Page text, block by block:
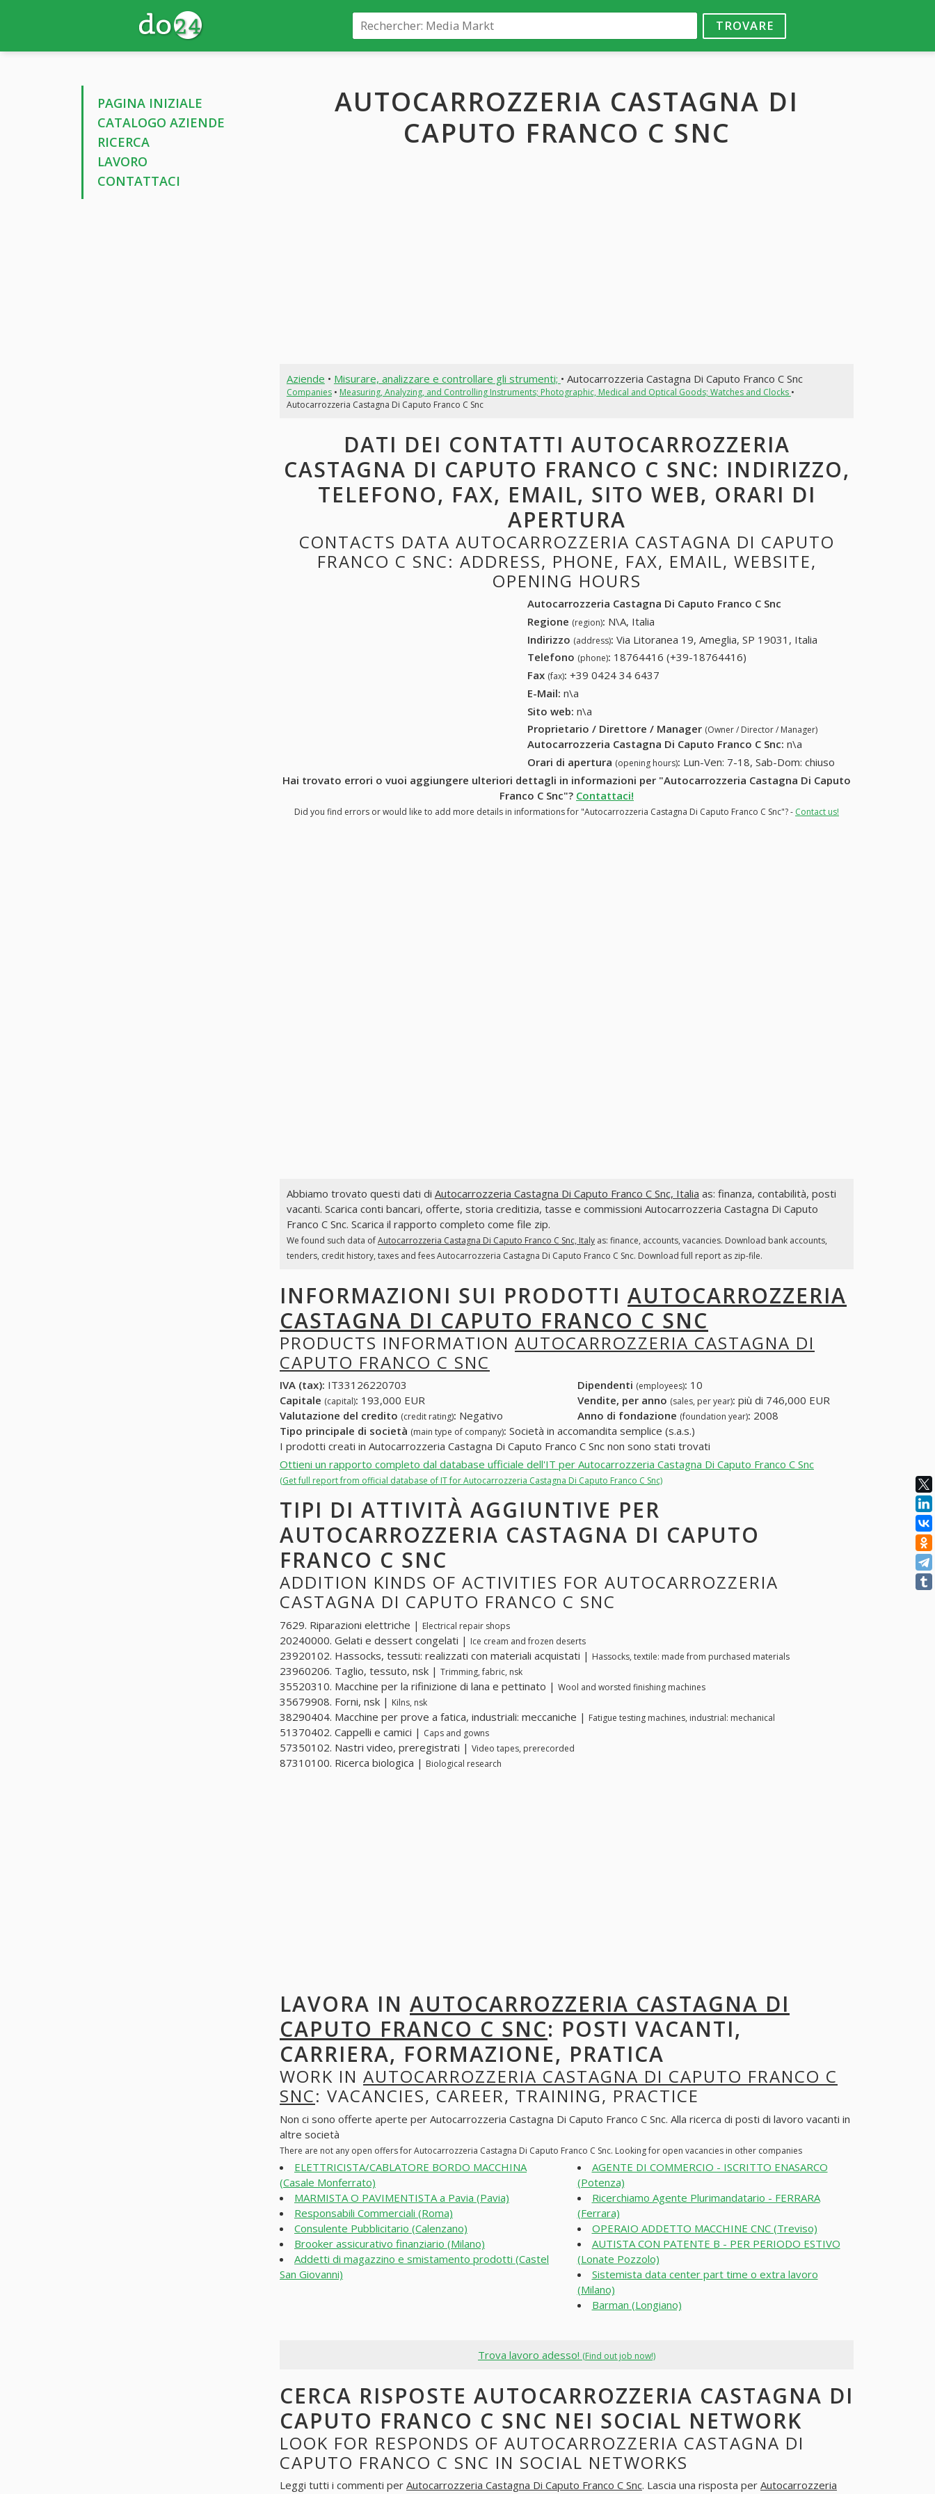
TROVARE
PAGINA INIZIALE
CATALOGO AZIENDE
RICERCA
LAVORO
CONTATTACI
AUTOCARROZZERIA CASTAGNA DI
CAPUTO FRANCO C SNC
Aziende • Misurare, analizzare e controllare gli strumenti; • Autocarrozzeria Castagna Di Caputo Franco C Snc
Companies• Measuring, Analyzing, and Controlling Instruments; Photographic, Medical and Optical Goods; Watches and Clocks •
Autocarrozzeria Castagna Di Caputo Franco C Snc
DATI DEI CONTATTI AUTOCARROZZERIA
CASTAGNA DI CAPUTO FRANCO C SNC: INDIRIZZO,
TELEFONO, FAX, EMAIL, SITO WEB, ORARI DI
APERTURA
CONTACTS DATA AUTOCARROZZERIA CASTAGNA DI CAPUTO
FRANCO C SNC: ADDRESS, PHONE, FAX, EMAIL, WEBSITE,
OPENING HOURS
Autocarrozzeria Castagna Di Caputo Franco C Snc
Regione (region): N\A, Italia
Indirizzo (address): Via Litoranea 19, Ameglia, SP 19031, Italia
Telefono (phone): 18764416 (+39-18764416)
Fax (fax): +39 0424 34 6437
E-Mail: n\a
Sito web: n\a
Proprietario / Direttore / Manager (Owner / Director / Manager)
Autocarrozzeria Castagna Di Caputo Franco C Snc: n\a
Orari di apertura (opening hours): Lun-Ven: 7-18, Sab-Dom: chiuso
Hai trovato errori o vuoi aggiungere ulteriori dettagli in informazioni per "Autocarrozzeria Castagna Di Caputo
Franco C Snc"? Contattaci!
Did you find errors or would like to add more details in informations for "Autocarrozzeria Castagna Di Caputo Franco C Snc"? - Contact us!
Abbiamo trovato questi dati di Autocarrozzeria Castagna Di Caputo Franco C Snc, Italia as: finanza, contabilità, posti
vacanti. Scarica conti bancari, offerte, storia creditizia, tasse e commissioni Autocarrozzeria Castagna Di Caputo
Franco C Snc. Scarica il rapporto completo come file zip.
We found such data ofAutocarrozzeria Castagna Di Caputo Franco C Snc, Italyas: finance, accounts, vacancies. Download bank accounts,
tenders, credit history, taxes and fees Autocarrozzeria Castagna Di Caputo Franco C Snc. Download full report as zip-file.
INFORMAZIONI SUI PRODOTTI AUTOCARROZZERIA
CASTAGNA DI CAPUTO FRANCO C SNC
PRODUCTS INFORMATION AUTOCARROZZERIA CASTAGNA DI
CAPUTO FRANCO C SNC
IVA (tax): IT33126220703 Dipendenti (employees): 10
Capitale (capital): 193,000 EUR Vendite, per anno (sales, per year): più di 746,000 EUR
Valutazione del credito (credit rating): Negativo Anno di fondazione (foundation year): 2008
Tipo principale di società (main type of company): Società in accomandita semplice (s.a.s.)
I prodotti creati in Autocarrozzeria Castagna Di Caputo Franco C Snc non sono stati trovati
Ottieni un rapporto completo dal database ufficiale dell'IT per Autocarrozzeria Castagna Di Caputo Franco C Snc
(Get full report from official database of IT for Autocarrozzeria Castagna Di Caputo Franco C Snc)
TIPI DI ATTIVITÀ AGGIUNTIVE PER
AUTOCARROZZERIA CASTAGNA DI CAPUTO
FRANCO C SNC
ADDITION KINDS OF ACTIVITIES FOR AUTOCARROZZERIA
CASTAGNA DI CAPUTO FRANCO C SNC
7629. Riparazioni elettriche | Electrical repair shops
20240000. Gelati e dessert congelati | Ice cream and frozen deserts
23920102. Hassocks, tessuti: realizzati con materiali acquistati | Hassocks, textile: made from purchased materials
23960206. Taglio, tessuto, nsk | Trimming, fabric, nsk
35520310. Macchine per la rifinizione di lana e pettinato | Wool and worsted finishing machines
35679908. Forni, nsk | Kilns, nsk
38290404. Macchine per prove a fatica, industriali: meccaniche | Fatigue testing machines, industrial: mechanical
51370402. Cappelli e camici | Caps and gowns
57350102. Nastri video, preregistrati | Video tapes, prerecorded
87310100. Ricerca biologica | Biological research
LAVORA IN AUTOCARROZZERIA CASTAGNA DI
CAPUTO FRANCO C SNC: POSTI VACANTI,
CARRIERA, FORMAZIONE, PRATICA
WORK IN AUTOCARROZZERIA CASTAGNA DI CAPUTO FRANCO C
SNC: VACANCIES, CAREER, TRAINING, PRACTICE
Non ci sono offerte aperte per Autocarrozzeria Castagna Di Caputo Franco C Snc. Alla ricerca di posti di lavoro vacanti in
altre società
There are not any open offers for Autocarrozzeria Castagna Di Caputo Franco C Snc. Looking for open vacancies in other companies
ELETTRICISTA/CABLATORE BORDO MACCHINA
(Casale Monferrato)
MARMISTA O PAVIMENTISTA a Pavia (Pavia)
Responsabili Commerciali (Roma)
Consulente Pubblicitario (Calenzano)
Brooker assicurativo finanziario (Milano)
Addetti di magazzino e smistamento prodotti (Castel
San Giovanni)
AGENTE DI COMMERCIO - ISCRITTO ENASARCO
(Potenza)
Ricerchiamo Agente Plurimandatario - FERRARA
(Ferrara)
OPERAIO ADDETTO MACCHINE CNC (Treviso)
AUTISTA CON PATENTE B - PER PERIODO ESTIVO
(Lonate Pozzolo)
Sistemista data center part time o extra lavoro
(Milano)
Barman (Longiano)
Trova lavoro adesso! (Find out job now!)
CERCA RISPOSTE AUTOCARROZZERIA CASTAGNA DI
CAPUTO FRANCO C SNC NEI SOCIAL NETWORK
LOOK FOR RESPONDS OF AUTOCARROZZERIA CASTAGNA DI
CAPUTO FRANCO C SNC IN SOCIAL NETWORKS
Leggi tutti i commenti per Autocarrozzeria Castagna Di Caputo Franco C Snc. Lascia una risposta per Autocarrozzeria